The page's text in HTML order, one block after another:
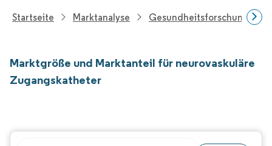
Startseite Marktanalyse Gesundheitsforschung
Marktgröße und Marktanteil für neurovaskuläre
Zugangskatheter